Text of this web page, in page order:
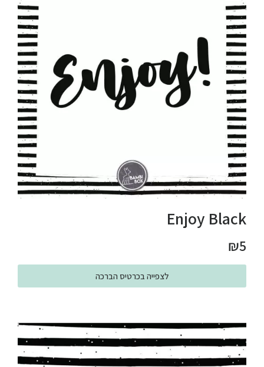
Enjoy Black
₪5
לצפייה בכרטיס הברכה